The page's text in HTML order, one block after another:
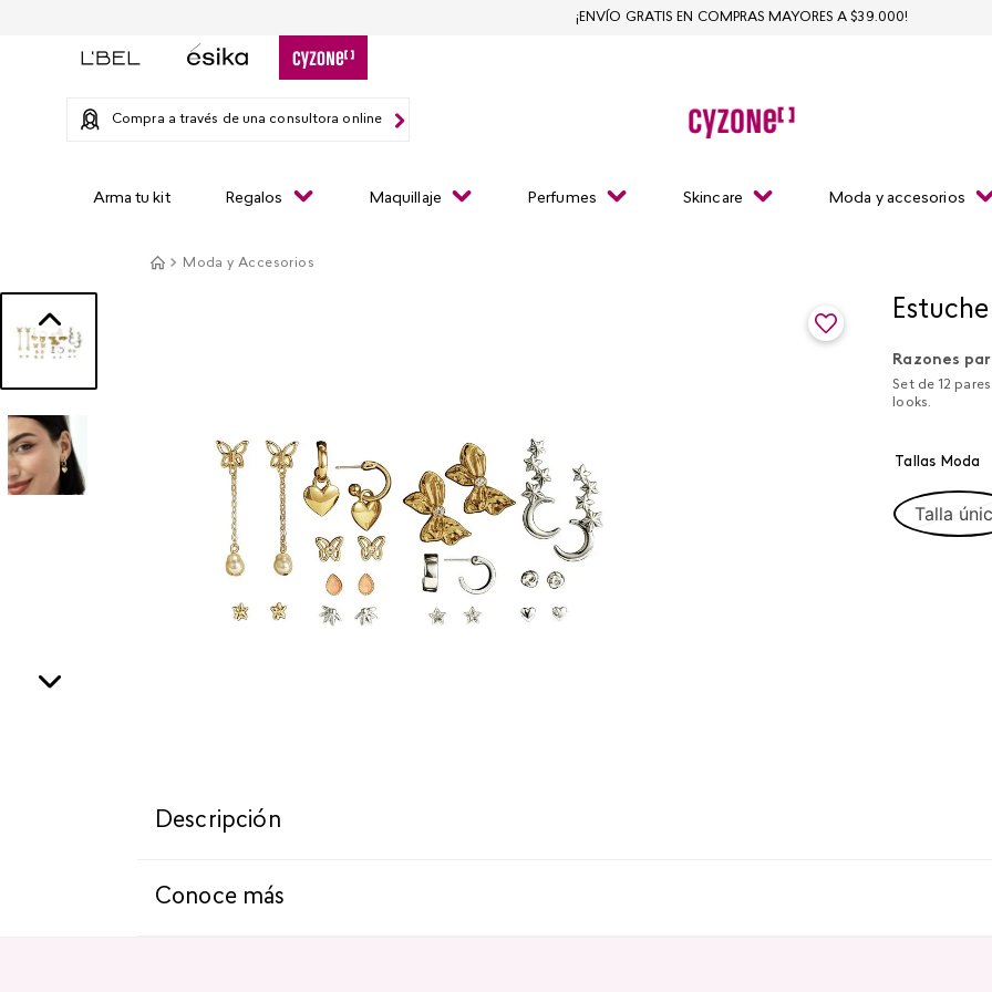
Compra a través de una consultora online
Arma tu kit Regalos Maquillaje Perfumes Skincare Moda y accesorios
¡ENVÍO GRATIS EN COMPRAS MAYORES A $39.000!
Moda y Accesorios
Razones
Set de 12
looks.
Tallas Moda
Talla
Descripción
Conoce más